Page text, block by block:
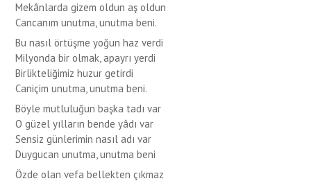
Mekânlarda gizem oldun aş oldun
Cancanım unutma, unutma beni.
Bu nasıl örtüşme yoğun haz verdi
Milyonda bir olmak, apayrı yerdi
Birlikteliğimiz huzur getirdi
Caniçim unutma, unutma beni.
Böyle mutluluğun başka tadı var
O güzel yılların bende yâdı var
Sensiz günlerimin nasıl adı var
Duygucan unutma, unutma beni
Özde olan vefa bellekten çıkmaz